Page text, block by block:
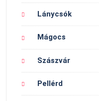
Lánycsók
Mágocs
Szászvár
Pellérd